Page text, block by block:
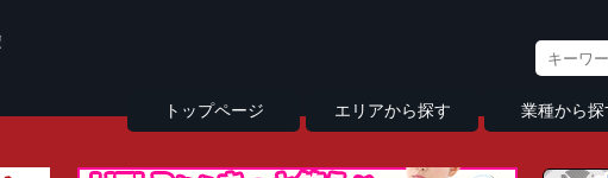
トップページ エリアから探す 業種から探